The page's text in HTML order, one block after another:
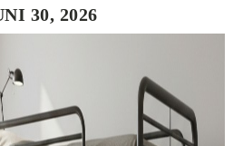
30, 2026